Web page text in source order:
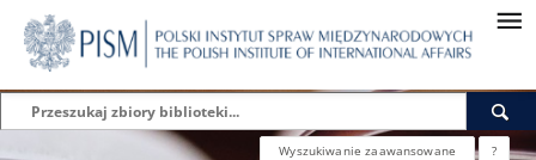
Wyszukiwanie zaawansowane ?